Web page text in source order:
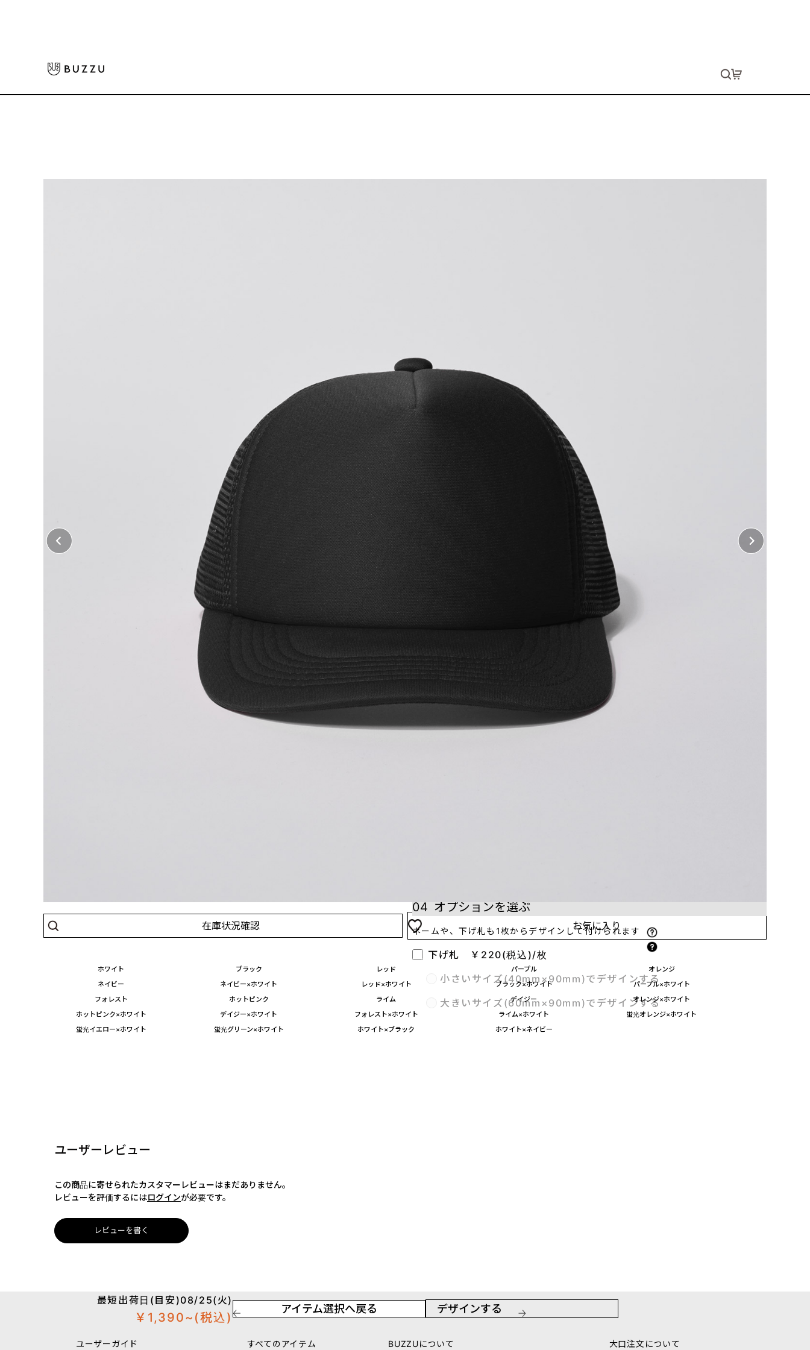
キャップ・ハット
在庫状況確認 お気に入り
ホワイト ブラック レッド パープル
オレンジ
ネイビー
ネイビー×ホワイト レッド×ホワイト ブラック×ホワイト
パープル×ホワイト
フォレスト
ホットピンク ライム デイジー
オレンジ×ホワイト
ホットピンク×ホワイト
デイジー×ホワイト フォレスト×ホワイト ライム×ホワイト
蛍光オレンジ×ホワイト
蛍光イエロー×ホワイト
蛍光グリーン×ホワイト ホワイト×ブラック ホワイト×ネイビー
シンプルで使いやすいところが人気の、定番メッシュキャップ。
通気性の良いメッシュ素材を使用しているので、蒸れを防止し汗をかく時期にも長時
間爽やかに快適に過ごせます。
豊富なカラバリでイベントスタッフ用や販売用など様々なシーンにご利用いただけま
す。
入稿規定に関する注意点は をご覧ください。
プリント範囲
横10cm×縦5cm
4Stepでデザインをはじめよう！
01 カラーを選ぶ
02 プリント方法を選ぶ
プリント方法の詳細
オンデマンド転写
04 オプションを選ぶ
ネームや、下げ札も1枚からデザインして付けられます
下げ札 ￥220(税込)/枚
小さいサイズ(40mm×90mm)でデザインする
大きいサイズ(60mm×90mm)でデザインする
ユーザーレビュー
この商品に寄せられたカスタマーレビューはまだありません。
レビューを評価するにはログインが必要です。
レビューを書く
最短出荷日(目安)08/25(火)
￥1,390~ (税込)
アイテム選択へ戻る デザインする
ユーザーガイド すべてのアイテム BUZZUについて 大口注文について